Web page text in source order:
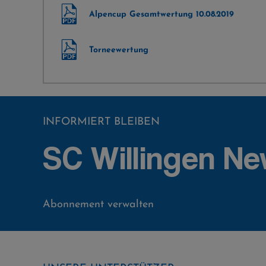
Alpencup Gesamtwertung 10.08.2019
Torneewertung
INFORMIERT BLEIBEN
SC Willingen
Abonnement verwalten